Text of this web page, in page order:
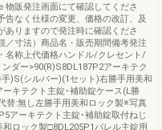
物販発注画面にて確認してくださ
告なく仕様の変更、価格の改訂、及
ありますので発注時に確認くださ
／寸法）商品名・販売期間備考発注
名称上代価格ハンドル/クレセント/
ダー>90(R)S8DL187P2アーキテク
手)S(シルバー)(1セット)右勝手用美和
キテクト主錠･補助錠ケース(L勝
替:無し左勝手用美和ロック製※写真
アーキテクト主錠･補助錠取付ねじ
ロック製□8DL205P1パレル主錠用